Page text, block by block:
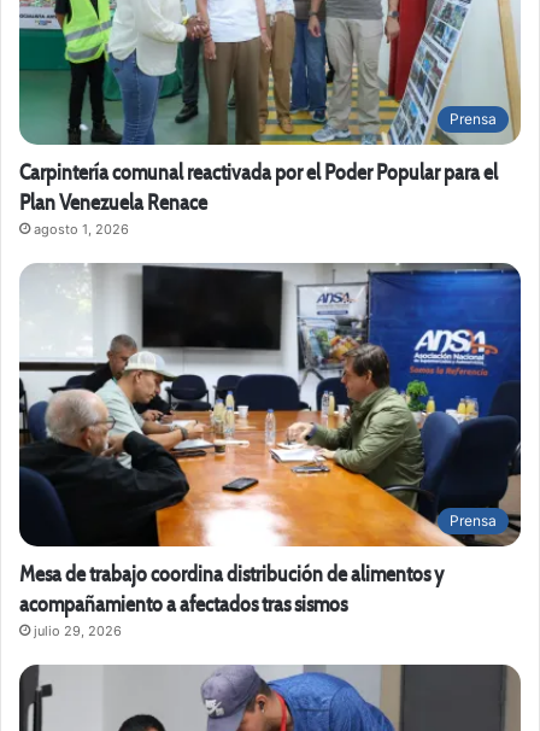
Prensa
Carpintería comunal reactivada por el Poder Popular para el
Plan Venezuela Renace
agosto 1, 2026
Prensa
Mesa de trabajo coordina distribución de alimentos y
acompañamiento a afectados tras sismos
julio 29, 2026